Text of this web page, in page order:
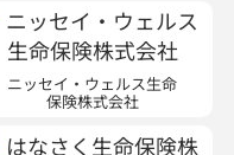
ニッセイ・ウェルス生命
保険株式会社